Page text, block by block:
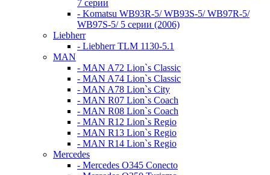
7 серии
- Komatsu WB93R-5/ WB93S-5/ WB97R-5/
WB97S-5/ 5 серии (2006)
Liebherr
- Liebherr TLM 1130-5.1
MAN
- MAN A72 Lion`s Classic
- MAN A74 Lion`s Classic
- MAN A78 Lion`s City
- MAN R07 Lion`s Coach
- MAN R08 Lion`s Coach
- MAN R12 Lion`s Regio
- MAN R13 Lion`s Regio
- MAN R14 Lion`s Regio
Mercedes
- Mercedes O345 Conectо